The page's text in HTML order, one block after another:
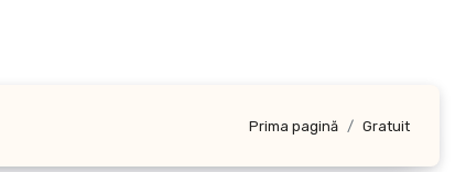
Prima pagină Gratuit